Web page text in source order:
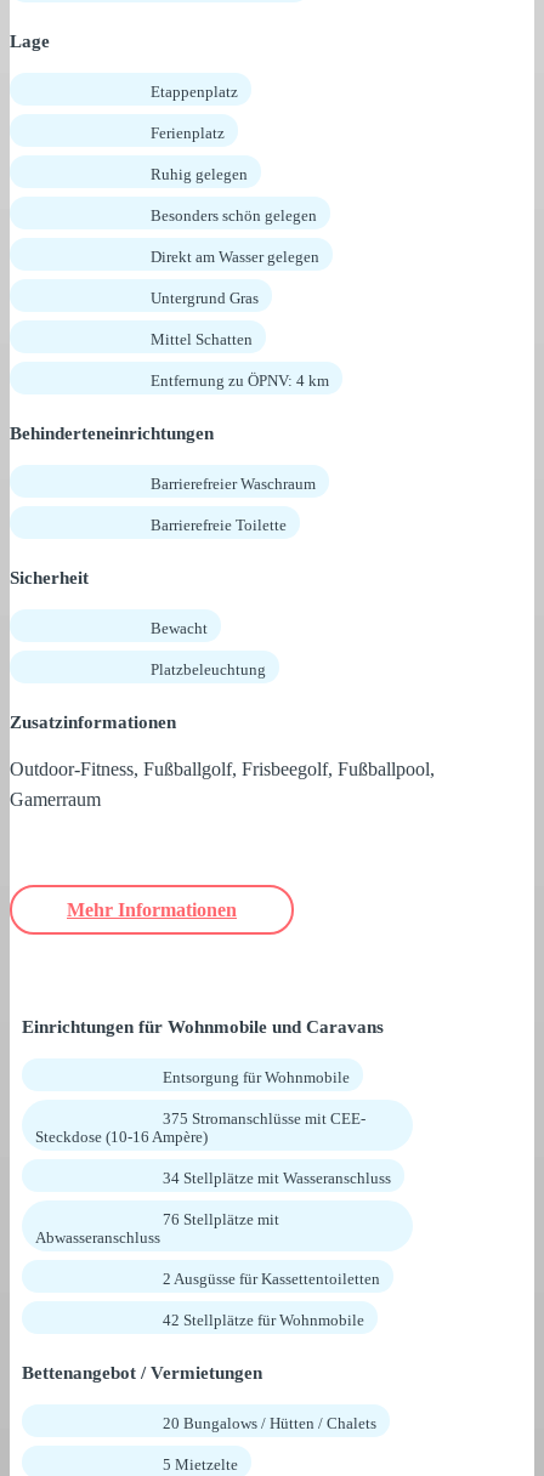
Lage
Etappenplatz
Ferienplatz
Ruhig gelegen
Besonders schön gelegen
Direkt am Wasser gelegen
Untergrund Gras
Mittel Schatten
Entfernung zu ÖPNV: 4 km
Behinderteneinrichtungen
Barrierefreier Waschraum
Barrierefreie Toilette
Sicherheit
Bewacht
Platzbeleuchtung
Zusatzinformationen
Outdoor-Fitness, Fußballgolf, Frisbeegolf, Fußballpool,
Gamerraum
Mehr Informationen
Einrichtungen für Wohnmobile und Caravans
Entsorgung für Wohnmobile
375 Stromanschlüsse mit CEE-
Steckdose (10-16 Ampère)
34 Stellplätze mit Wasseranschluss
76 Stellplätze mit
Abwasseranschluss
2 Ausgüsse für Kassettentoiletten
42 Stellplätze für Wohnmobile
Bettenangebot / Vermietungen
20 Bungalows / Hütten / Chalets
5 Mietzelte